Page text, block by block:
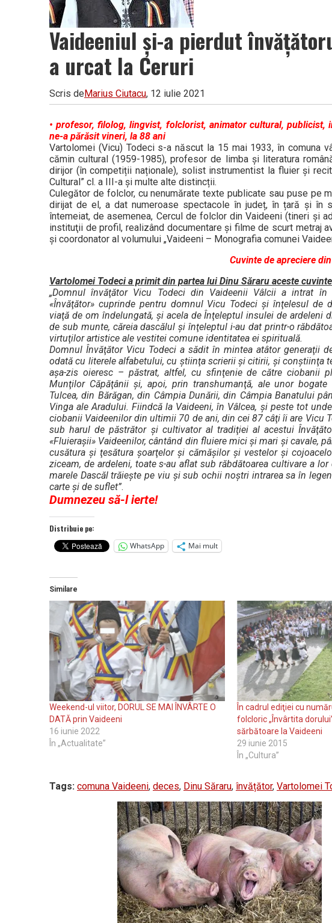
Vaideeniul și-a pierdut
a urcat la Ceruri
Scris deMarius Ciutacu, 12 iulie 2021
• profesor, filolog, lingvist, folclorist, animator cultural,
ne-a părăsit vineri, la 88 ani
Vartolomei (Vicu) Todeci s-a născut la 15 mai 1933, în comuna
cămin cultural (1959-1985), profesor de limba şi literatura
dirijor (în competiții naționale), solist instrumentist la fluier şi
Cultural” cl. a III-a și multe alte distincții.
Culegător de folclor, cu nenumărate texte publicate sau puse pe
dirijat de el, a dat numeroase spectacole în județ, în țară şi în
întemeiat, de asemenea, Cercul de folclor din Vaideeni (tineri şi
instituţii de profil, realizând documentare şi filme de scurt metraj
și coordonator al volumului „Vaideeni – Monografia comunei
Cuvinte de apreciere
Vartolomei Todeci a primit din partea lui Dinu Săraru aceste
„Domnul învăţător Vicu Todeci din Vaideenii Vâlcii a intrat în
«Învăţător» cuprinde pentru domnul Vicu Todeci şi înţelesul de
viaţă de om îndelungată, şi acela de Înţeleptul insulei de ardeleni
de sub munte, căreia dascălul şi înţeleptul i-au dat printr-o
virtuţilor artistice ale vestitei comune identitatea ei spirituală.
Domnul Învăţător Vicu Todeci a sădit în mintea atâtor generaţii
odată cu literele alfabetului, cu ştiinţa scrierii şi citirii, şi conştiinţa
aşa-zis oieresc – păstrat, altfel, cu sfinţenie de către ciobanii
Munţilor Căpăţânii şi, apoi, prin transhumanţă, ale unor
Tulcea, din Bărăgan, din Câmpia Dunării, din Câmpia Banatului
Vinga ale Aradului. Fiindcă la Vaideeni, în Vâlcea, şi peste tot
ciobanii Vaideenilor din ultimii 70 de ani, din cei 87 câţi îi are Vicu
sub harul de păstrător şi cultivator al tradiţiei al acestui
«Fluieraşii» Vaideenilor, cântând din fluiere mici şi mari şi cavale,
cusătura şi ţesătura şoarţelor şi cămăşilor şi vestelor şi
ziceam, de ardeleni, toate s-au aflat sub răbdătoarea cultivare a
marele Dascăl trăieşte pe viu şi sub ochii noştri intrarea sa în
carte şi de suflet”.
Dumnezeu să-l ierte!
Distribuie pe:
WhatsApp
Mai mult
Similare
Weekend-ul viitor, DORUL SE MAI ÎNVÂRTE O
DATĂ prin Vaideeni
16 iunie 2022
În „Actualitate”
În cadrul ediţiei cu
folcloric „Învârtita
sărbătoare la Vaideeni
29 iunie 2015
În „Cultura”
Tags: comuna Vaideeni, deces, Dinu Săraru, învățător, Vartolomei